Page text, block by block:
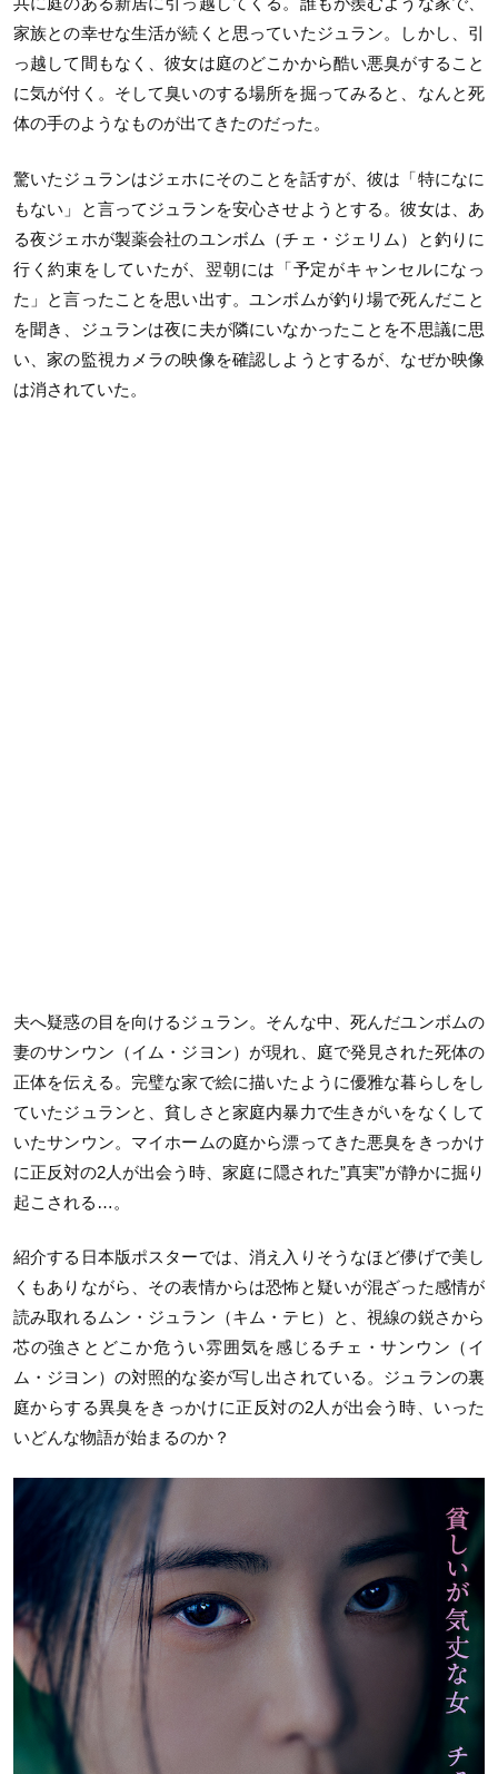
家族との幸せな生活が続くと思っていたジュラン。しかし、引
っ越して間もなく、彼女は庭のどこかから酷い悪臭がすること
に気が付く。そして臭いのする場所を掘ってみると、なんと死
体の手のようなものが出てきたのだった。
驚いたジュランはジェホにそのことを話すが、彼は「特になに
もない」と言ってジュランを安心させようとする。彼女は、あ
る夜ジェホが製薬会社のユンボム（チェ・ジェリム）と釣りに
行く約束をしていたが、翌朝には「予定がキャンセルになっ
た」と言ったことを思い出す。ユンボムが釣り場で死んだこと
を聞き、ジュランは夜に夫が隣にいなかったことを不思議に思
い、家の監視カメラの映像を確認しようとするが、なぜか映像
は消されていた。
夫へ疑惑の目を向けるジュラン。そんな中、死んだユンボムの
妻のサンウン（イム・ジヨン）が現れ、庭で発見された死体の
正体を伝える。完璧な家で絵に描いたように優雅な暮らしをし
ていたジュランと、貧しさと家庭内暴力で生きがいをなくして
いたサンウン。マイホームの庭から漂ってきた悪臭をきっかけ
に正反対の2人が出会う時、家庭に隠された”真実”が静かに掘り
起こされる…。
紹介する日本版ポスターでは、消え入りそうなほど儚げで美し
くもありながら、その表情からは恐怖と疑いが混ざった感情が
読み取れるムン・ジュラン（キム・テヒ）と、視線の鋭さから
芯の強さとどこか危うい雰囲気を感じるチェ・サンウン（イ
ム・ジヨン）の対照的な姿が写し出されている。ジュランの裏
庭からする異臭をきっかけに正反対の2人が出会う時、いった
いどんな物語が始まるのか？